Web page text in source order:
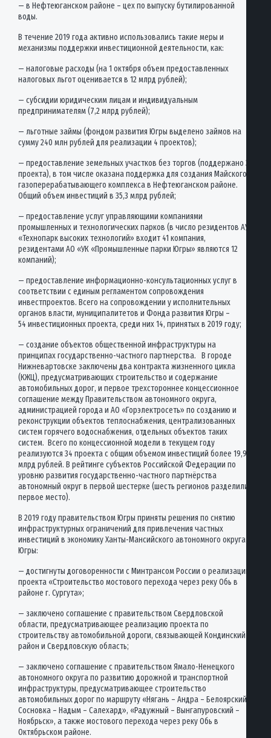
— в Нефтеюганском районе – цех по выпуску бутилированной
воды.
В течение 2019 года активно использовались такие меры и
механизмы поддержки инвестиционной деятельности, как:
— налоговые расходы (на 1 октября объем предоставленных
налоговых льгот оценивается в 12 млрд рублей);
— субсидии юридическим лицам и индивидуальным
предпринимателям (7,2 млрд рублей);
— льготные займы (фондом развития Югры выделено займов на
сумму 240 млн рублей для реализации 4 проектов);
— предоставление земельных участков без торгов (поддержано 3
проекта), в том числе оказана поддержка для создания Майского
газоперерабатывающего комплекса в Нефтеюганском районе.
Общий объем инвестиций в 35,3 млрд рублей;
— предоставление услуг управляющими компаниями
промышленных и технологических парков (в число резидентов АУ
«Технопарк высоких технологий» входит 41 компания,
резидентами АО «УК «Промышленные парки Югры» являются 12
компаний);
— предоставление информационно-консультационных услуг в
соответствии с единым регламентом сопровождения
инвестпроектов. Всего на сопровождении у исполнительных
органов власти, муниципалитетов и Фонда развития Югры –
54 инвестиционных проекта, среди них 14, принятых в 2019 году;
— создание объектов общественной инфраструктуры на
принципах государственно-частного партнерства. В городе
Нижневартовске заключены два контракта жизненного цикла
(КЖЦ), предусматривающих строительство и содержание
автомобильных дорог, и первое трехстороннее концессионное
соглашение между Правительством автономного округа,
администрацией города и АО «Горэлектросеть» по созданию и
реконструкции объектов теплоснабжения, централизованных
систем горячего водоснабжения, отдельных объектов таких
систем. Всего по концессионной модели в текущем году
реализуются 34 проекта с общим объемом инвестиций более 19,9
млрд рублей. В рейтинге субъектов Российской Федерации по
уровню развития государственно-частного партнёрства
автономный округ в первой шестерке (шесть регионов разделили
первое место).
В 2019 году правительством Югры приняты решения по снятию
инфраструктурных ограничений для привлечения частных
инвестиций в экономику Ханты-Мансийского автономного округа –
Югры:
— достигнуты договоренности с Минтрансом России о реализации
проекта «Строительство мостового перехода через реку Обь в
районе г. Сургута»;
— заключено соглашение с правительством Свердловской
области, предусматривающее реализацию проекта по
строительству автомобильной дороги, связывающей Кондинский
район и Свердловскую область;
— заключено соглашение с правительством Ямало-Ненецкого
автономного округа по развитию дорожной и транспортной
инфраструктуры, предусматривающее строительство
автомобильных дорог по маршруту «Нягань – Андра – Белоярский –
Сосновка – Надым – Салехард», «Радужный – Вынгапуровский –
Ноябрьск», а также мостового перехода через реку Обь в
Октябрьском районе.